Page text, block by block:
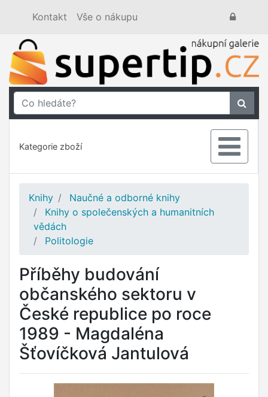
Kontakt Vše o nákupu
Kategorie zboží
Knihy
Naučné a odborné knihy
Knihy o společenských a humanitních
vědách
Politologie
Příběhy budování
občanského sektoru v
České republice po roce
1989 - Magdaléna
Šťovíčková Jantulová